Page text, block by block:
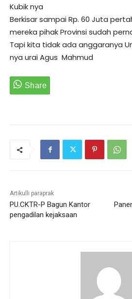
Kubik nya
Berkisar sampai Rp. 60 Juta
mereka pihak Provinsi sudah
Tapi kita tidak ada anggaranya
nya urai Agus Mahmud
Artikulli paraprak
PU.CKTR-P Bagun Kantor
pengadilan kejaksaan